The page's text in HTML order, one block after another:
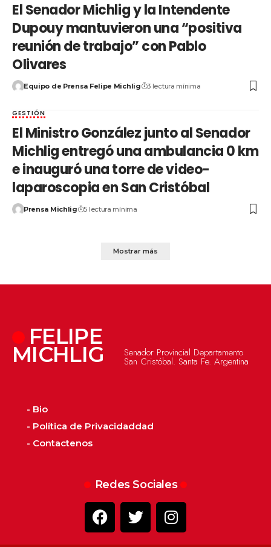
El Senador Michlig y la Intendente
Dupouy mantuvieron una “positiva
reunión de trabajo” con Pablo
Olivares
Equipo de Prensa Felipe Michlig 3 lectura mínima
GESTIÓN
El Ministro González junto al Senador
Michlig entregó una ambulancia 0 km
e inauguró una torre de video-
laparoscopia en San Cristóbal
Prensa Michlig 5 lectura mínima
Mostrar más
FELIPE
MICHLIG Senador Provincial Departamento
San Cristóbal. Santa Fe. Argentina
- Bio
- Política de Privacidaddad
- Contactenos
Redes Sociales